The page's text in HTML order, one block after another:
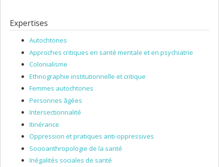
Expertises
Autochtones
Approches critiques en santé mentale et en psychiatrie
Colonialisme
Ethnographie institutionnelle et critique
Femmes autochtones
Personnes âgées
Intersectionnalité
Itinérance
Oppression et pratiques anti-oppressives
Socioanthropologie de la santé
Inégalités sociales de santé